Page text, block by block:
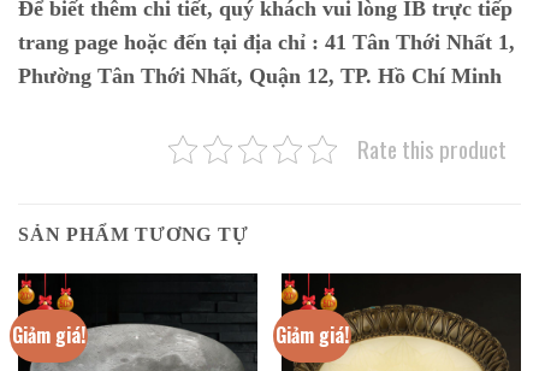
Để biết thêm chi tiết, quý khách vui lòng IB trực tiếp
trang page hoặc đến tại địa chỉ : 41 Tân Thới Nhất 1,
Phường Tân Thới Nhất, Quận 12, TP. Hồ Chí Minh
Rate this product
SẢN PHẨM TƯƠNG TỰ
Giảm giá! Giảm giá!